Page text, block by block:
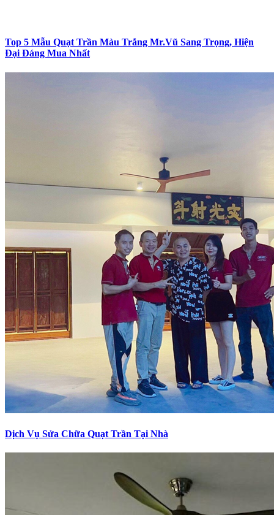
Top 5 Mẫu Quạt Trần Màu Trắng Mr.Vũ Sang Trọng, Hiện
Đại Đáng Mua Nhất
Dịch Vụ Sửa Chữa Quạt Trần Tại Nhà